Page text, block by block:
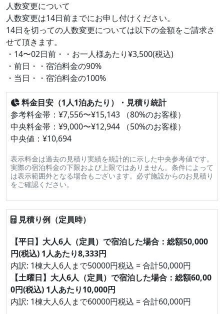
人数変更について
人数変更は14日前までにお申し付けください。
14日を切っての人数変更については以下の金額をご請求さ
せて頂きます。
・14〜02日前・・お一人様あたり¥3,500(税込)
・前日・・宿泊料金の90%
・当日・・宿泊料金の100%
料金目安（1人1泊あたり）・見積り統計
参考料金帯：¥7,556〜¥15,143 （80%のお客様）
中央料金帯：¥9,000〜¥12,944 （50%のお客様）
中央値：¥10,694
表示料金は過去の見積り実績を統計的に示した中央参考値です。
実際の宿泊料金の下限および上限ではありません。条件によって
は表示範囲外となる場合もございます。必ず施設からのお見積り
をご確認ください。
見積り例（定員時）
【平日】大人6人（定員）で宿泊した場合：総額50,000
円(税込) 1人あたり8,333円
内訳: 1棟大人6人まで50000円税込 = 合計50,000円
【土曜日】大人6人（定員）で宿泊した場合：総額60,00
0円(税込) 1人あたり10,000円
内訳: 1棟大人6人まで60000円税込 = 合計60,000円